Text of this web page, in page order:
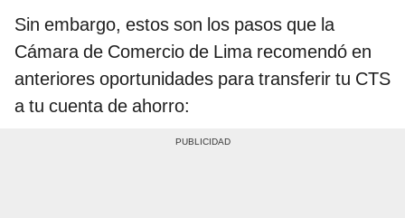
Sin embargo, estos son los pasos que la
Cámara de Comercio de Lima recomendó en
anteriores oportunidades para transferir tu CTS
a tu cuenta de ahorro: